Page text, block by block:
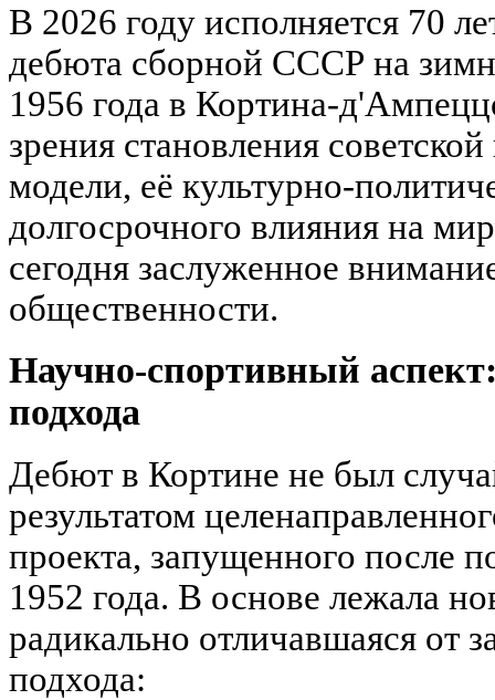
В 2026 году исполняется 70
дебюта сборной СССР на
1956 года в Кортина-
зрения становления
модели, её культурно-
долгосрочного влияния на
сегодня заслуженное
общественности.
Научно-спортивный
подхода
Дебют в Кортине не был
результатом
проекта, запущенного после
1952 года. В основе лежала
радикально отличавшаяся от
подхода: